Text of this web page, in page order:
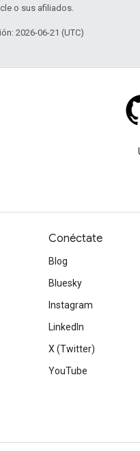
o sus afiliados.
2026-06-21 (UTC)
Conéctate
Blog
Bluesky
Instagram
LinkedIn
X (Twitter)
YouTube